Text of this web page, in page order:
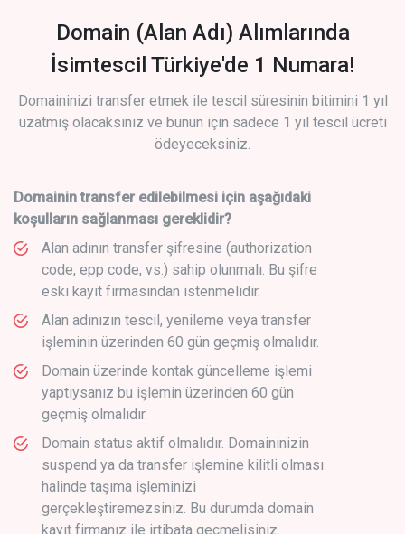
Domain (Alan Adı) Alımlarında
İsimtescil Türkiye'de 1 Numara!
Domaininizi transfer etmek ile tescil süresinin bitimini 1 yıl
uzatmış olacaksınız ve bunun için sadece 1 yıl tescil ücreti
ödeyeceksiniz.
Domainin transfer edilebilmesi için aşağıdaki
koşulların sağlanması gereklidir?
Alan adının transfer şifresine (authorization
code, epp code, vs.) sahip olunmalı. Bu şifre
eski kayıt firmasından istenmelidir.
Alan adınızın tescil, yenileme veya transfer
işleminin üzerinden 60 gün geçmiş olmalıdır.
Domain üzerinde kontak güncelleme işlemi
yaptıysanız bu işlemin üzerinden 60 gün
geçmiş olmalıdır.
Domain status aktif olmalıdır. Domaininizin
suspend ya da transfer işlemine kilitli olması
halinde taşıma işleminizi
gerçekleştiremezsiniz. Bu durumda domain
kayıt firmanız ile irtibata geçmelisiniz.